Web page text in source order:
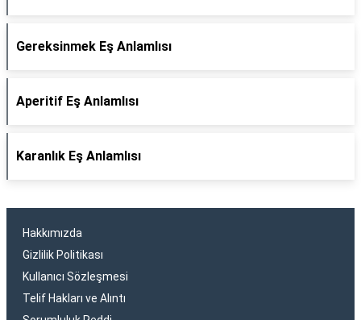
Gereksinmek Eş Anlamlısı
Aperitif Eş Anlamlısı
Karanlık Eş Anlamlısı
Hakkımızda
Gizlilik Politikası
Kullanıcı Sözleşmesi
Telif Hakları ve Alıntı